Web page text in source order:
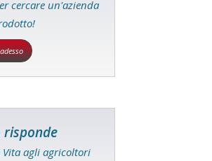
cercare un'azienda
risponde
Vita agli agricoltori